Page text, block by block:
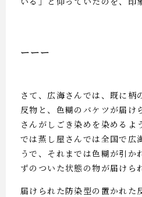
ーーー
さて、広海さんでは、既に柄
反物と、色糊のバケツが届け
さんがしごき染めを染めるよ
では蒸し屋さんでは全国で広
うで、それまでは色糊が引か
ずのついた状態の物が届けら
届けられた防染型の置かれた